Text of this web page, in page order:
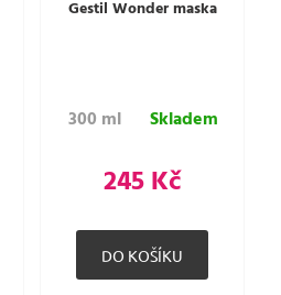
Gestil Wonder maska
300 ml Skladem
245 Kč